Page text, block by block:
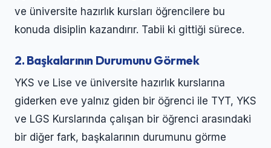
ve üniversite hazırlık kursları öğrencilere bu
konuda disiplin kazandırır. Tabii ki gittiği sürece.
2. Başkalarının Durumunu Görmek
YKS ve Lise ve üniversite hazırlık kurslarına
giderken eve yalnız giden bir öğrenci ile TYT, YKS
ve LGS Kurslarında çalışan bir öğrenci arasındaki
bir diğer fark, başkalarının durumunu görme